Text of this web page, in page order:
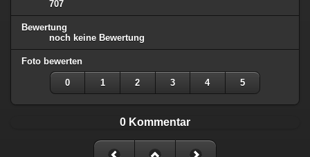
707
Bewertung
noch keine Bewertung
Foto bewerten
0 1 2 3 4 5
0 Kommentar